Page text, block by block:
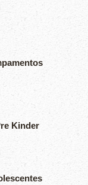
Kinder